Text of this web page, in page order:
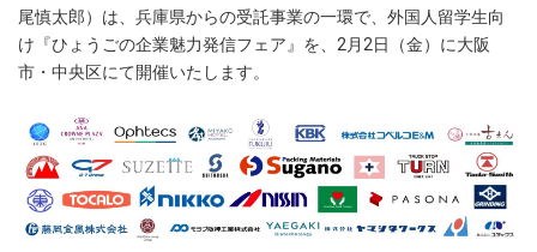
尾慎太郎）は、兵庫県からの受託事業の一環で、外国人留学生向
け『ひょうごの企業魅力発信フェア』を、2月2日（金）に大阪
市・中央区にて開催いたします。